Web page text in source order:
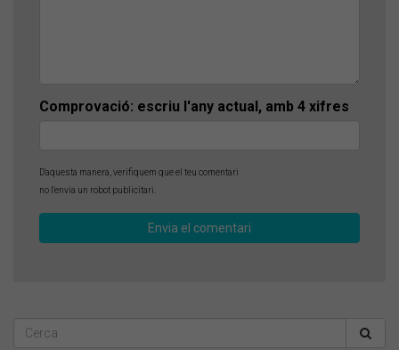
Comprovació: escriu l'any actual, amb 4 xifres
D'aquesta manera, verifiquem que el teu comentari
no l'envia un robot publicitari.